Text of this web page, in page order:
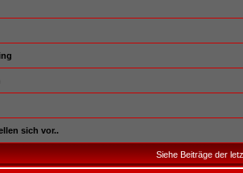
sich vor..
Siehe Beiträge der